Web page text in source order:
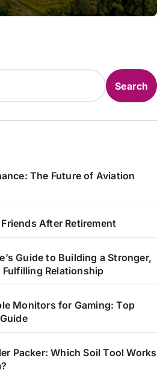
Search
The Future of Aviation
After Retirement
Guide to Building a Stronger,
Relationship
Monitors for Gaming: Top
Packer: Which Soil Tool Works